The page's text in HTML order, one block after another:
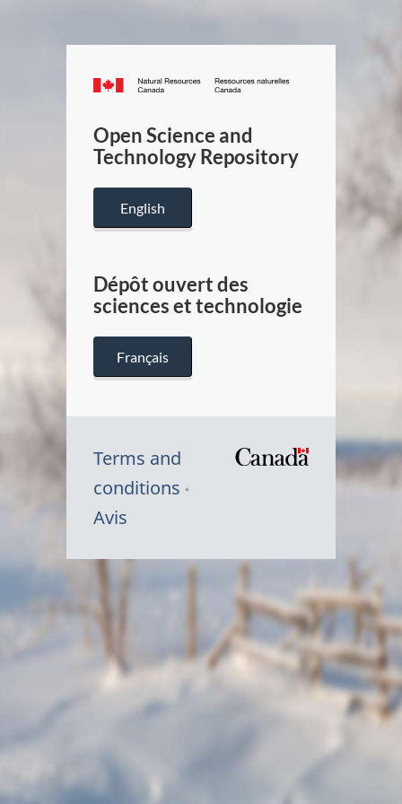
Canada.ca
/
Canada
Open Science and
Technology Repository
English
Dépôt ouvert des
sciences et technologie
Français
Terms and
conditions
Avis
Symbole
Canada